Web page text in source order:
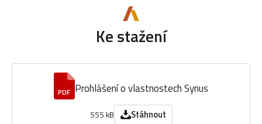
Ke stažení
PDF Prohlášení o vlastnostech Synus
555 kB Stáhnout